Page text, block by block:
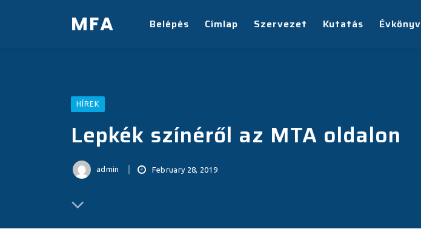
MFA Belépés Címlap Szervezet Kutatás Évkönyv
HÍREK
Lepkék színéről az MTA oldalon
admin February 28, 2019